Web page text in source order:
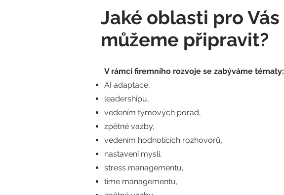
Jaké oblasti pro Vás
můžeme připravit?
V rámci firemního rozvoje se zabýváme tématy:
AI adaptace,
leadershipu,
vedením týmových porad,
zpětné vazby,
vedením hodnotících rozhovorů,
nastavení mysli,
stress managementu,
time managementu,